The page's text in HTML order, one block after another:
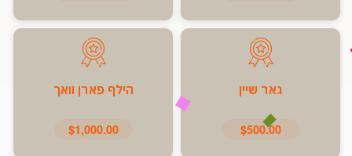
גאר שיין
$500.00
הילף פארן וואך
$1,000.00